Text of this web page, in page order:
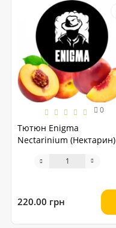
0
Тютюн Enigma
Nectarinium (Нектарин)
220.00 грн